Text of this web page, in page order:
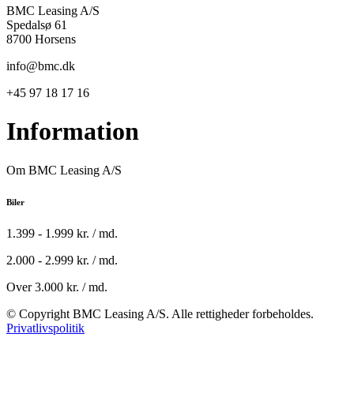
BMC Leasing A/S
Spedalsø 61
8700 Horsens
info@bmc.dk
+45 97 18 17 16
Information
Om BMC Leasing A/S
Biler
1.399 - 1.999 kr. / md.
2.000 - 2.999 kr. / md.
Over 3.000 kr. / md.
© Copyright BMC Leasing A/S. Alle rettigheder forbeholdes.
Privatlivspolitik